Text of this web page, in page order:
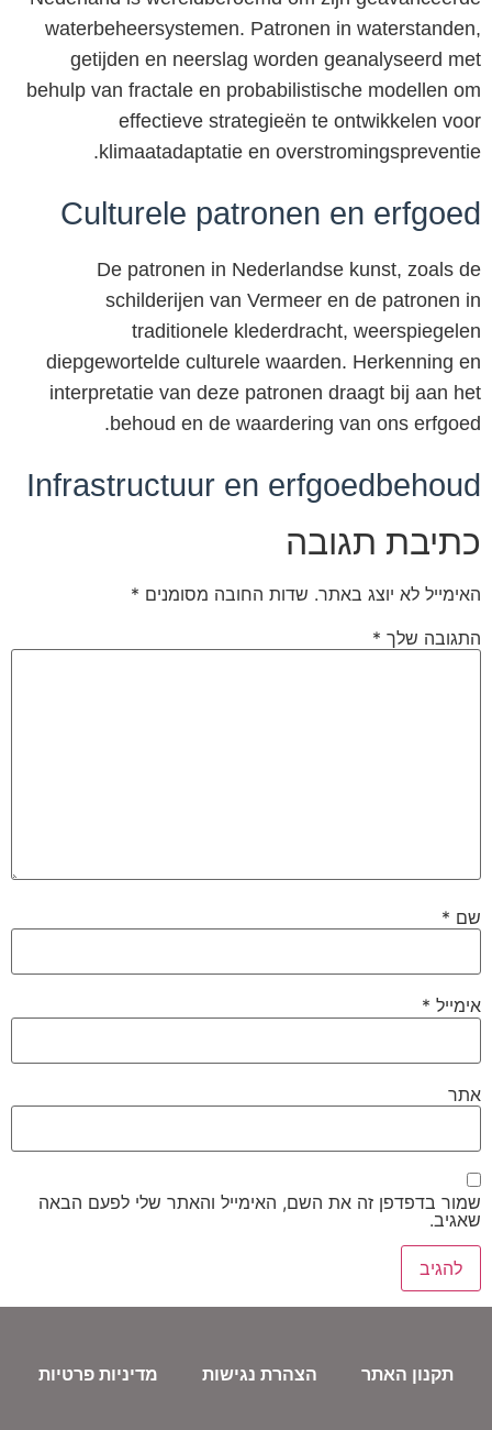
waterbeheersystemen. Patronen in waterstanden,
getijden en neerslag worden geanalyseerd met
behulp van fractale en probabilistische modellen om
effectieve strategieën te ontwikkelen voor
klimaatadaptatie en overstromingspreventie.
Culturele patronen en erfgoed
De patronen in Nederlandse kunst, zoals de
schilderijen van Vermeer en de patronen in
traditionele klederdracht, weerspiegelen
diepgewortelde culturele waarden. Herkenning en
interpretatie van deze patronen draagt bij aan het
behoud en de waardering van ons erfgoed.
Infrastructuur en erfgoedbehoud
כתיבת תגובה
האימייל לא יוצג באתר. שדות החובה מסומנים *
התגובה שלך *
שם *
אימייל *
אתר
שמור בדפדפן זה את השם, האימייל והאתר שלי לפעם הבאה
שאגיב.
תקנון האתר הצהרת נגישות מדיניות פרטיות